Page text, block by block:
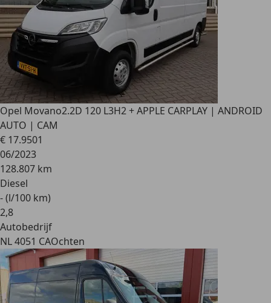
Opel Movano2.2D 120 L3H2 + APPLE CARPLAY | ANDROID
AUTO | CAM
€ 17.9501
06/2023
128.807 km
Diesel
- (l/100 km)
2,8
Autobedrijf
NL 4051 CAOchten